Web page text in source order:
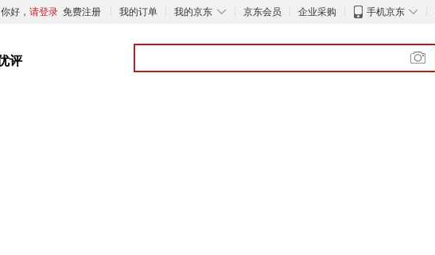
你好， 请登录 免费注册 我的订单 ◇
我的京东 京东会员 企业采购 ◇
手机京东